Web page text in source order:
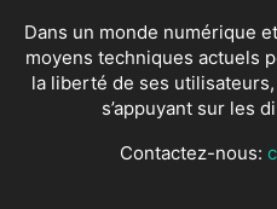
Dans un monde numérique
moyens techniques actuels
la liberté de ses
s’appuyant sur les
Contactez-nous: